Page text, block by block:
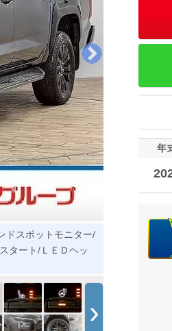
ドスポットモニター/
タート/ＬＥＤヘッ
›
年